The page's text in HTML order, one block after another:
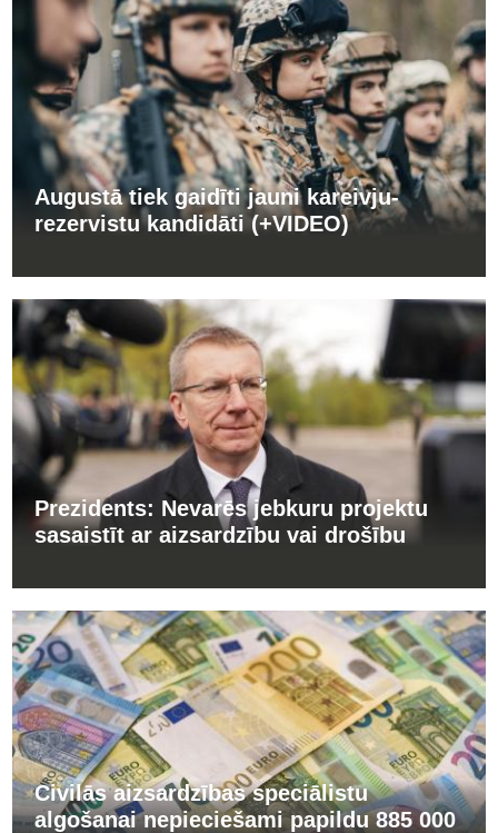
Augustā tiek gaidīti jauni kareivju-
rezervistu kandidāti (+VIDEO)
Prezidents: Nevarēs jebkuru projektu
sasaistīt ar aizsardzību vai drošību
Civilās aizsardzības speciālistu
algošanai nepieciešami papildu 885 000